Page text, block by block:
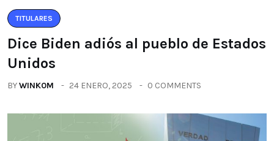
TITULARES
Dice Biden adiós al pueblo de Estados
Unidos
BYWINK0M 24 ENERO, 2025 0 COMMENTS